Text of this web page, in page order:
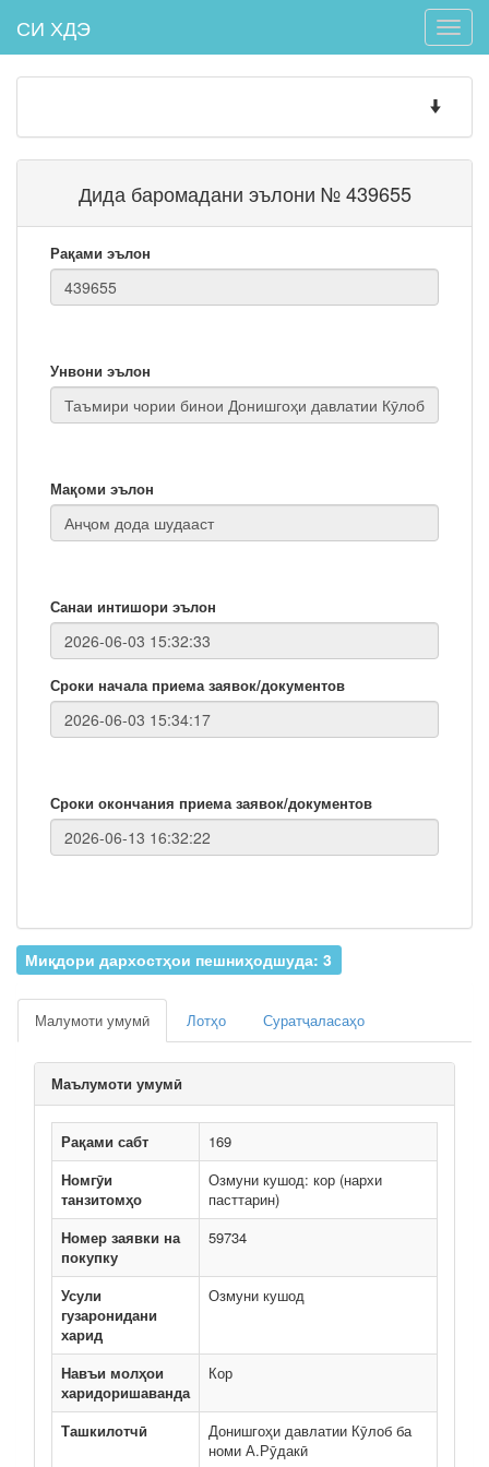
Toggle
СИ ХДЭ
Toggle
Дида баромадани эълони № 439655
Рақами эълон
Унвони эълон
Мақоми эълон
Санаи интишори эълон
Сроки начала приема заявок/документов
Сроки окончания приема заявок/документов
Миқдори дархостҳои пешниҳодшуда: 3
Малумоти умумӣ Лотҳо Суратҷаласаҳо
Маълумоти умумӣ
Рақами сабт
169
Номгӯи
танзитомҳо
Озмуни кушод: кор (нархи
пасттарин)
Номер заявки на
покупку
59734
Усули
гузаронидани
харид
Озмуни кушод
Навъи молҳои
харидоришаванда
Кор
Ташкилотчӣ
Донишгоҳи давлатии Кӯлоб ба
номи А.Рӯдакӣ